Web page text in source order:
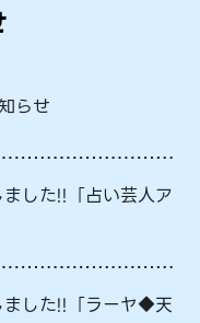
らせ
した!!「占い芸人ア
ました!!「ラーヤ◆天